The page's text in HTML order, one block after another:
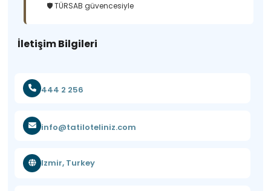
🛡️ TÜRSAB güvencesiyle
İletişim Bilgileri
444 2 256
info@tatiloteliniz.com
Izmir, Turkey